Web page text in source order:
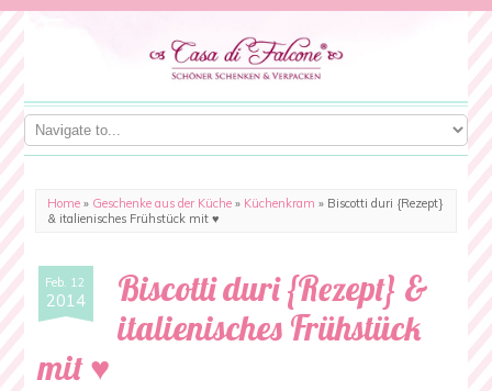
Home » Geschenke aus der Küche » Küchenkram » Biscotti duri {Rezept}
& italienisches Frühstück mit ♥
Feb. 12
2014
Biscotti duri {Rezept} &
italienisches Frühstück
mit ♥